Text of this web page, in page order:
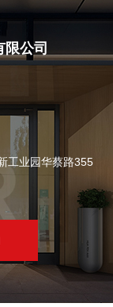
公司
工业园华蔡路355